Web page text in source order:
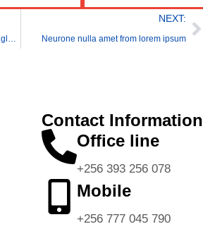
Lorem ipsum VPN: dolor nulla & amet glavrida morbi
NEXT:
Neurone nulla amet from lorem ipsum
Contact Information
Office line
+256 393 256 078
Mobile
+256 777 045 790